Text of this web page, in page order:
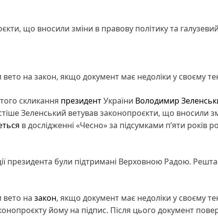
що вносили зміни в правову політику та
на закон, якщо документ має недоліки у своєму
скликання президентУкраїни Володимир
Зеленський ветував законопроєкти, що вносили
в дослідженні «Чесно» за підсумками п’яти років
президента були підтримані Верховною Радою.
вето на закон, якщо документ має недоліки у своєму
йому на підпис. Після цього документ